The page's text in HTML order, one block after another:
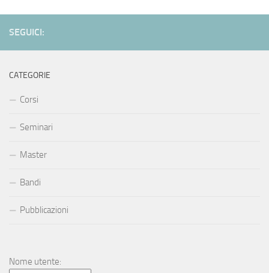
SEGUICI:
CATEGORIE
Corsi
Seminari
Master
Bandi
Pubblicazioni
Nome utente: